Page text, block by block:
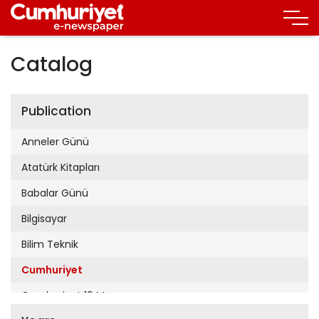
Catalog
Publication
Anneler Günü
Atatürk Kitapları
Babalar Günü
Bilgisayar
Bilim Teknik
Cumhuriyet
Cumhuriyet 19 Mayıs